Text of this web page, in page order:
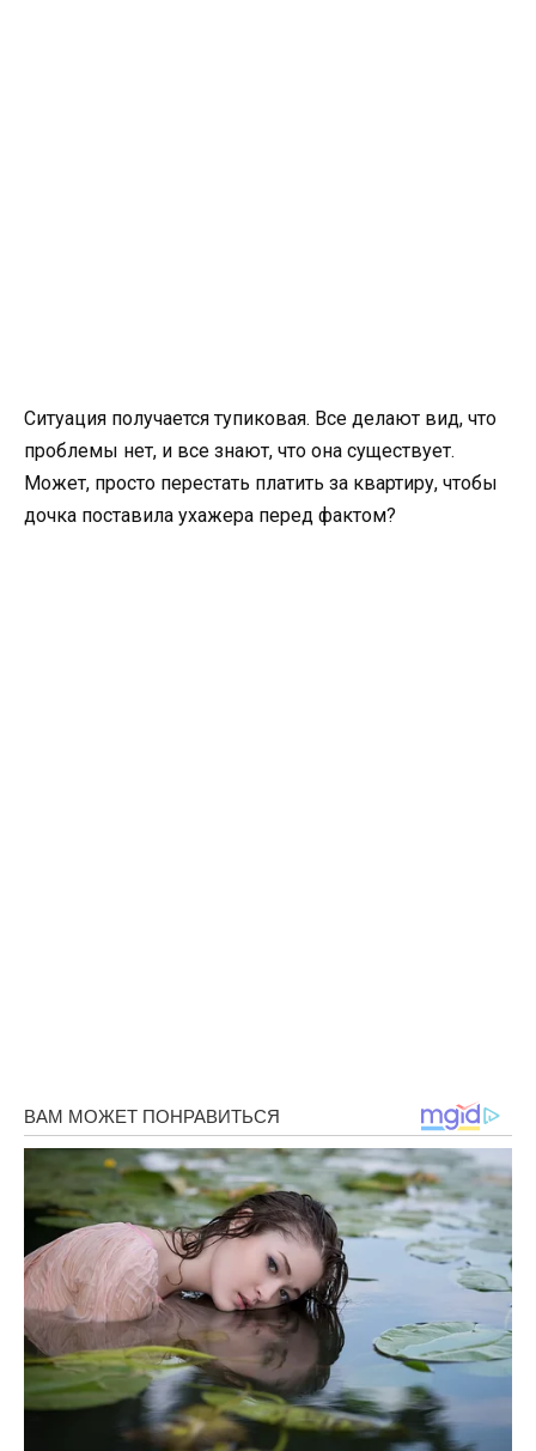
Ситуация получается тупиковая. Все делают вид, что
проблемы нет, и все знают, что она существует.
Может, просто перестать платить за квартиру, чтобы
дочка поставила ухажера перед фактом?